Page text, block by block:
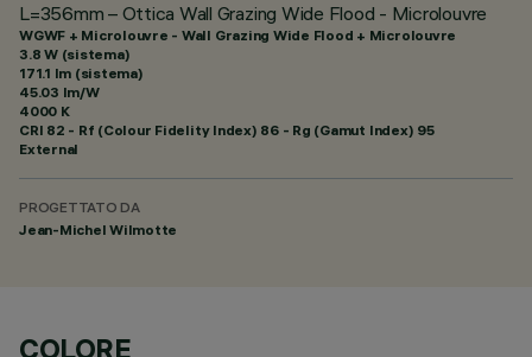
L=356mm – Ottica Wall Grazing Wide Flood - Microlouvre
WGWF + Microlouvre - Wall Grazing Wide Flood + Microlouvre
3.8 W (sistema)
171.1 lm (sistema)
45.03 lm/W
4000 K
CRI 82 - Rf (Colour Fidelity Index) 86 - Rg (Gamut Index) 95
External
PROGETTATO DA
Jean-Michel Wilmotte
COLORE